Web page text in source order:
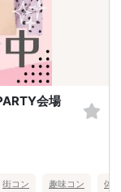
会場
街コン 趣味コン 体